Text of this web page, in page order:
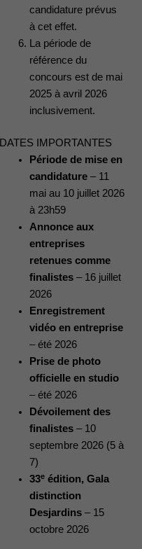
candidature prévus
à cet effet.
La période de
référence du
concours est de mai
2025 à avril 2026
inclusivement.
DATES IMPORTANTES
Période de mise en
candidature – 11
mai au 10 juillet 2026
à 23h59
Annonce aux
entreprises
retenues comme
finalistes – 16 juillet
2026
Enregistrement
vidéo en entreprise
– été 2026
Prise de photo
officielle en studio
– été 2026
Dévoilement des
finalistes – 10
septembre 2026 (5 à
7)
33e édition, Gala
distinction
Desjardins – 15
octobre 2026